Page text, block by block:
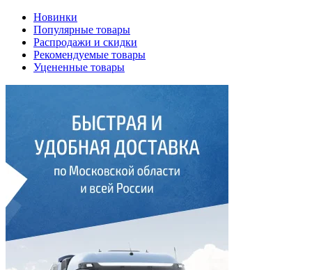
Новинки
Популярные товары
Распродажи и скидки
Рекомендуемые товары
Уцененные товары